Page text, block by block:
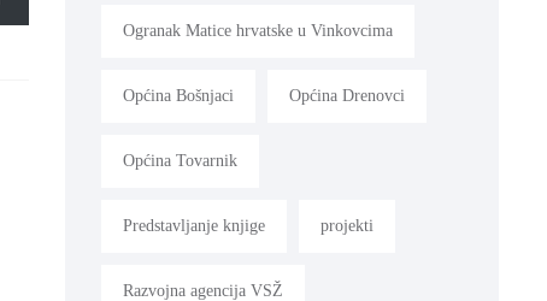
Ogranak Matice hrvatske u Vinkovcima
Općina Bošnjaci Općina Drenovci
Općina Tovarnik
Predstavljanje knjige projekti
Razvojna agencija VSŽ